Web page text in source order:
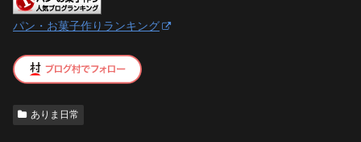
パン・お菓子作りランキング
ありま日常